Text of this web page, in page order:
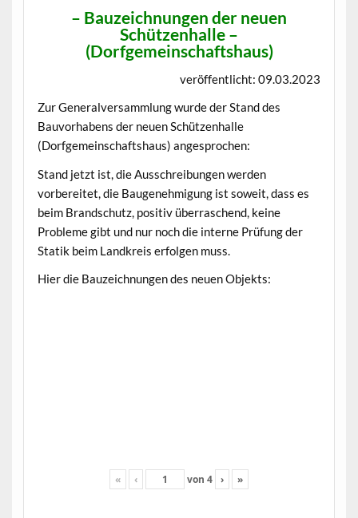
– Bauzeichnungen der neuen
Schützenhalle –
(Dorfgemeinschaftshaus)
veröffentlicht: 09.03.2023
Zur Generalversammlung wurde der Stand des
Bauvorhabens der neuen Schützenhalle
(Dorfgemeinschaftshaus) angesprochen:
Stand jetzt ist, die Ausschreibungen werden
vorbereitet, die Baugenehmigung ist soweit, dass es
beim Brandschutz, positiv überraschend, keine
Probleme gibt und nur noch die interne Prüfung der
Statik beim Landkreis erfolgen muss.
Hier die Bauzeichnungen des neuen Objekts:
« ‹ von 4 › »